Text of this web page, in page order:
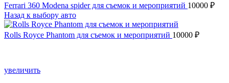
Ferrari 360 Modena spider для съемок и мероприятий 10000 ₽
Назад к выбору авто
Rolls Royce Phantom для съемок и мероприятий 10000 ₽
увеличить